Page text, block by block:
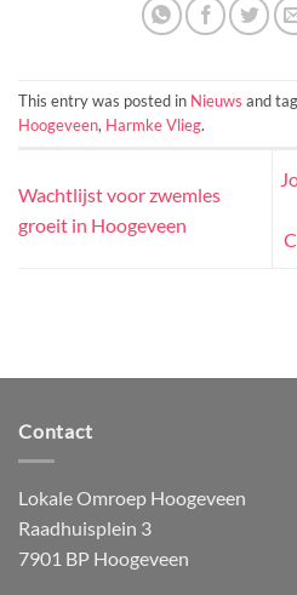
This entry was posted in Nieuws and
Hoogeveen, Harmke Vlieg.
Wachtlijst voor zwemles
groeit in Hoogeveen
Contact
Lokale Omroep Hoogeveen
Raadhuisplein 3
7901 BP Hoogeveen